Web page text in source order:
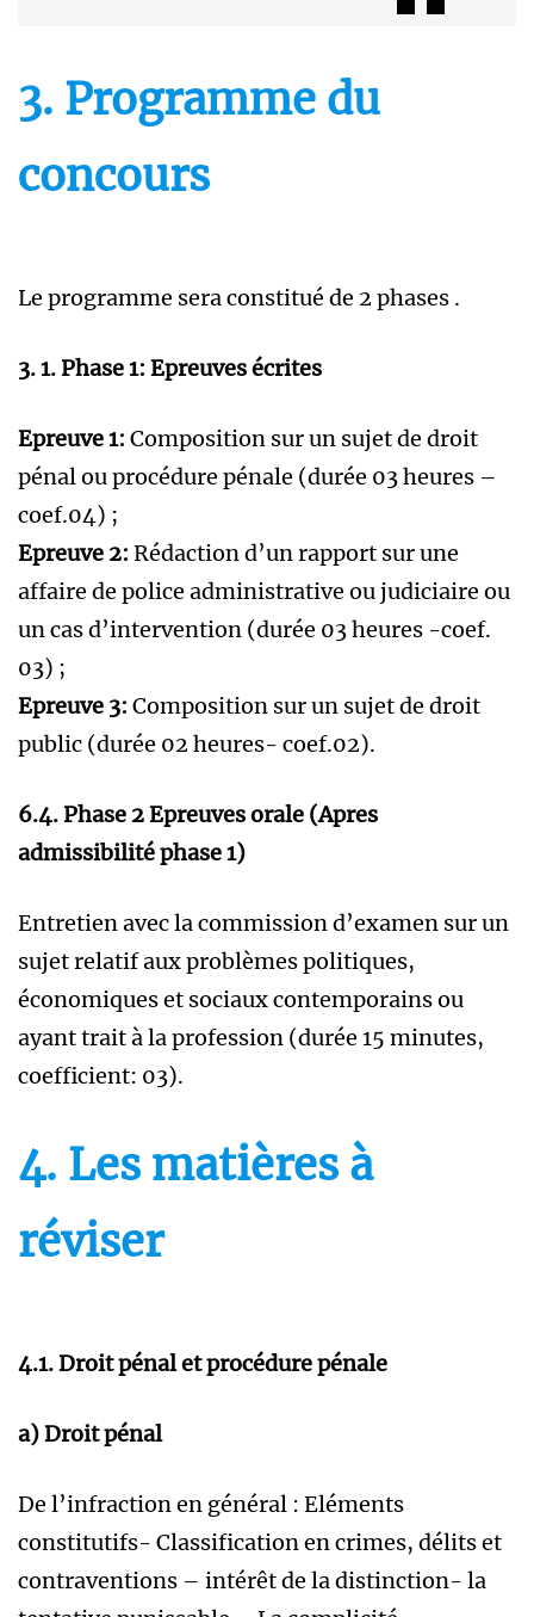
3. Programme du
concours
Le programme sera constitué de 2 phases .
3. 1. Phase 1: Epreuves écrites
Epreuve 1: Composition sur un sujet de droit
pénal ou procédure pénale (durée 03 heures –
coef.04) ;
Epreuve 2: Rédaction d’un rapport sur une
affaire de police administrative ou judiciaire ou
un cas d’intervention (durée 03 heures -coef.
03) ;
Epreuve 3: Composition sur un sujet de droit
public (durée 02 heures- coef.02).
6.4. Phase 2 Epreuves orale (Apres
admissibilité phase 1)
Entretien avec la commission d’examen sur un
sujet relatif aux problèmes politiques,
économiques et sociaux contemporains ou
ayant trait à la profession (durée 15 minutes,
coefficient: 03).
4. Les matières à
réviser
4.1. Droit pénal et procédure pénale
a) Droit pénal
De l’infraction en général : Eléments
constitutifs- Classification en crimes, délits et
contraventions – intérêt de la distinction- la